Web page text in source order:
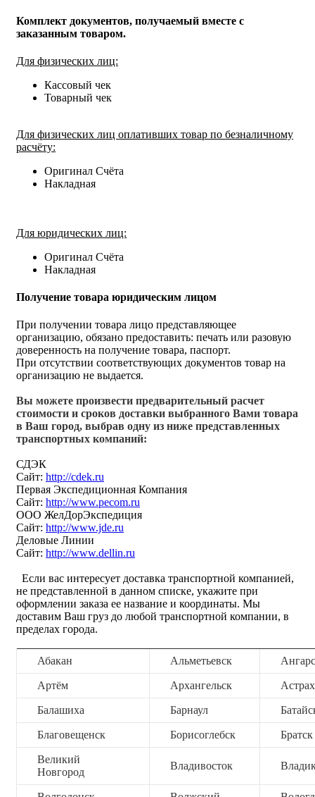
Комплект документов, получаемый вместе с
заказанным товаром.
Для физических лиц:
Кассовый чек
Товарный чек
Для физических лиц оплативших товар по безналичному
расчёту:
Оригинал Счёта
Накладная
Для юридических лиц:
Оригинал Счёта
Накладная
Получение товара юридическим лицом
При получении товара лицо представляющее
организацию, обязано предоставить: печать или разовую
доверенность на получение товара, паспорт.
При отсутствии соответствующих документов товар на
организацию не выдается.
Вы можете произвести предварительный расчет
стоимости и сроков доставки выбранного Вами товара
в Ваш город, выбрав одну из ниже представленных
транспортных компаний:
СДЭК
Сайт: http://cdek.ru
Первая Экспедиционная Компания
Сайт: http://www.pecom.ru
ООО ЖелДорЭкспедиция
Сайт: http://www.jde.ru
Деловые Линии
Сайт: http://www.dellin.ru
Если вас интересует доставка транспортной компанией,
не представленной в данном списке, укажите при
оформлении заказа ее название и координаты. Мы
доставим Ваш груз до любой транспортной компании, в
пределах города.
Абакан Альметьевск
Артём Архангельск
Балашиха Барнаул
Благовещенск Борисоглебск Братск
Великий
Новгород
Владивосток